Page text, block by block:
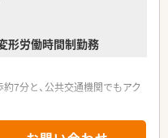
ほどで、ゆとりをもって働け
新卒の20代～60代と幅広い年
ービス残業がないように
す。
暇取得義務があり、
選ぶことが出来る為、
きます。
形労働時間制勤務
7分と、公共交通機関でもアク